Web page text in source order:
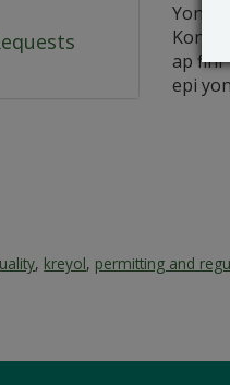
Yon
ap fini
epi
, kreyol, permitting and